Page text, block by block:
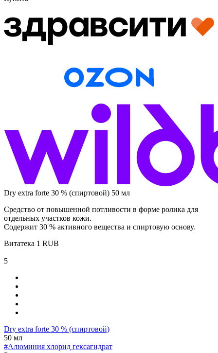
Dry extra forte 30 % (спиртовой) 50 мл
Средство от повышенной потливости в форме ролика для
отдельных участков кожи.
Содержит 30 % активного вещества и спиртовую основу.
Витатека 1 RUB
5
Dry extra forte 30 % (спиртовой)
50 мл
#Алюминия хлорид гексагидрат